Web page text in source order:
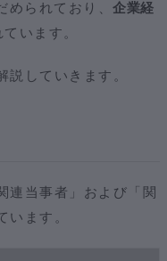
められており、企業経
います。
していきます。
連当事者」および「関
います。